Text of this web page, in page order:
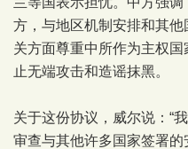
方，与地区机制安排和其
关方面尊重中所作为主权
止无端攻击和造谣抹黑。
关于这份协议，威尔说：“
审查与其他许多国家签署